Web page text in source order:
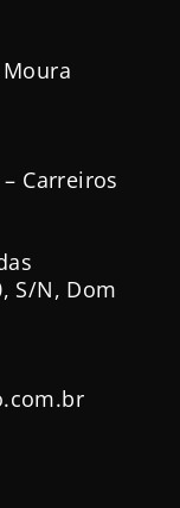
Carreiros
S/N, Dom